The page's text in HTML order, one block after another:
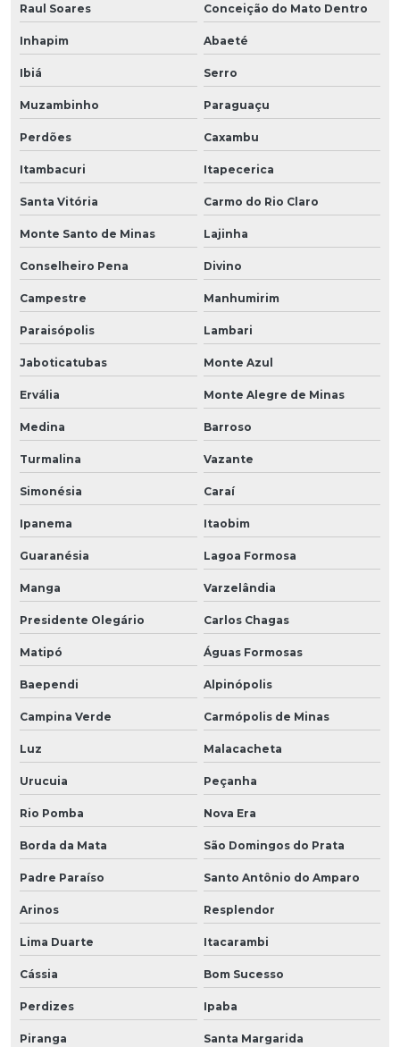
Raul Soares Conceição do Mato Dentro
Inhapim Abaeté
Ibiá Serro
Muzambinho Paraguaçu
Perdões Caxambu
Itambacuri Itapecerica
Santa Vitória Carmo do Rio Claro
Monte Santo de Minas Lajinha
Conselheiro Pena Divino
Campestre Manhumirim
Paraisópolis Lambari
Jaboticatubas Monte Azul
Ervália Monte Alegre de Minas
Medina Barroso
Turmalina Vazante
Simonésia Caraí
Ipanema Itaobim
Guaranésia Lagoa Formosa
Manga Varzelândia
Presidente Olegário Carlos Chagas
Matipó Águas Formosas
Baependi Alpinópolis
Campina Verde Carmópolis de Minas
Luz Malacacheta
Urucuia Peçanha
Rio Pomba Nova Era
Borda da Mata São Domingos do Prata
Padre Paraíso Santo Antônio do Amparo
Arinos Resplendor
Lima Duarte Itacarambi
Cássia Bom Sucesso
Perdizes Ipaba
Piranga Santa Margarida